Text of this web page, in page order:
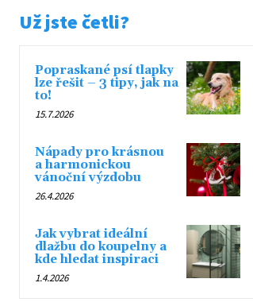
Už jste četli?
Popraskané psí tlapky
lze řešit – 3 tipy, jak na
to!
15.7.2026
Nápady pro krásnou
a harmonickou
vánoční výzdobu
26.4.2026
Jak vybrat ideální
dlažbu do koupelny a
kde hledat inspiraci
1.4.2026